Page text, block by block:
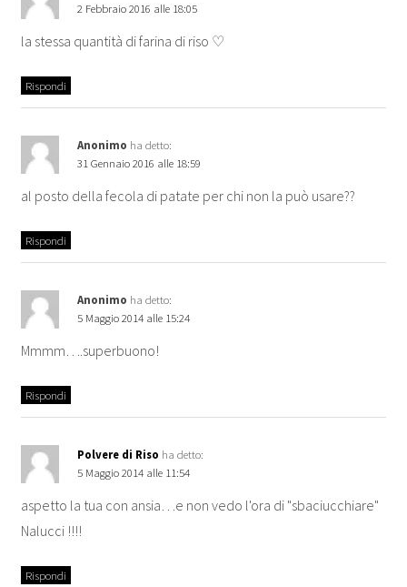
2 Febbraio 2016 alle 18:05
la stessa quantità di farina di riso ♡
Rispondi
Anonimo ha detto:
31 Gennaio 2016 alle 18:59
al posto della fecola di patate per chi non la può usare??
Rispondi
Anonimo ha detto:
5 Maggio 2014 alle 15:24
Mmmm….superbuono!
Rispondi
Polvere di Riso ha detto:
5 Maggio 2014 alle 11:54
aspetto la tua con ansia…e non vedo l'ora di "sbaciucchiare"
Nalucci !!!!
Rispondi